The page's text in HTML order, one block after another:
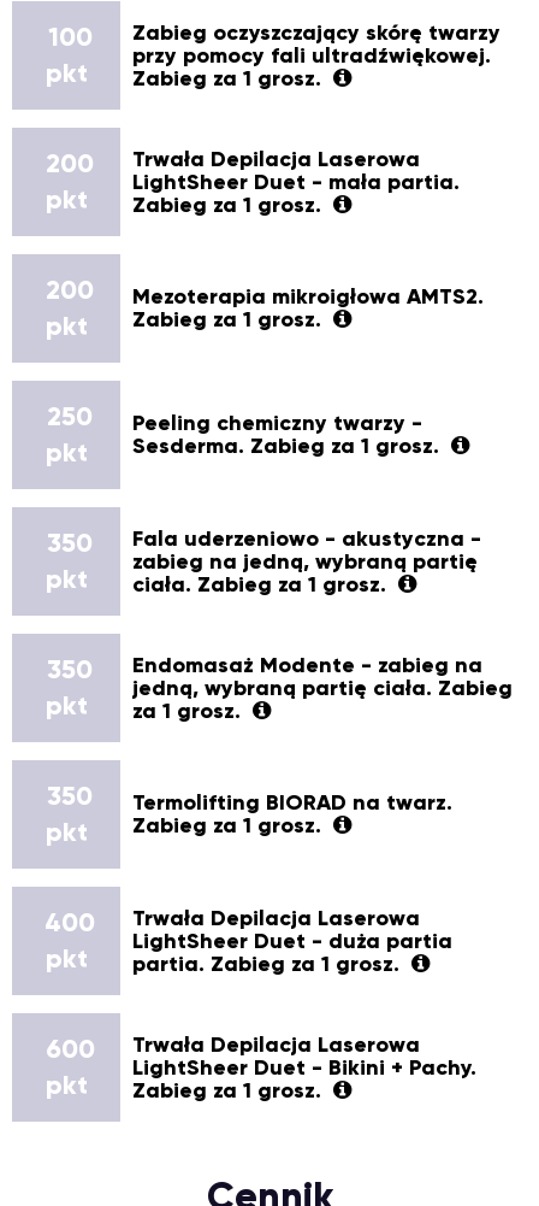
100
pkt
Zabieg oczyszczający skórę twarzy
przy pomocy fali ultradźwiękowej.
Zabieg za 1 grosz.
200
pkt
Trwała Depilacja Laserowa
LightSheer Duet - mała partia.
Zabieg za 1 grosz.
200
pkt
Mezoterapia mikroigłowa AMTS2.
Zabieg za 1 grosz.
250
pkt
Peeling chemiczny twarzy -
Sesderma. Zabieg za 1 grosz.
350
pkt
Fala uderzeniowo - akustyczna -
zabieg na jedną, wybraną partię
ciała. Zabieg za 1 grosz.
350
pkt
Endomasaż Modente - zabieg na
jedną, wybraną partię ciała. Zabieg
za 1 grosz.
350
pkt
Termolifting BIORAD na twarz.
Zabieg za 1 grosz.
400
pkt
Trwała Depilacja Laserowa
LightSheer Duet - duża partia
partia. Zabieg za 1 grosz.
600
pkt
Trwała Depilacja Laserowa
LightSheer Duet - Bikini + Pachy.
Zabieg za 1 grosz.
Cennik